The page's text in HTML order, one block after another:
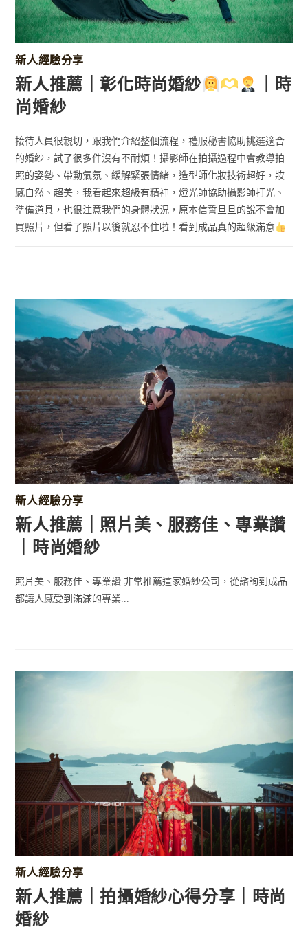
新人經驗分享
新人推薦｜彰化時尚婚紗
｜時
尚婚紗
接待人員很親切，跟我們介紹整個流程，禮服秘書協助挑選適合
的婚紗，試了很多件沒有不耐煩！攝影師在拍攝過程中會教導拍
照的姿勢、帶動氣氛、緩解緊張情緒，造型師化妝技術超好，妝
感自然、超美，我看起來超級有精神，燈光師協助攝影師打光、
準備道具，也很注意我們的身體狀況，原本信誓旦旦的說不會加
買照片，但看了照片以後就忍不住啦！看到成品真的超級滿意
新人經驗分享
新人推薦｜照片美、服務佳、專業讚
｜時尚婚紗
照片美、服務佳、專業讚 非常推薦這家婚紗公司，從諮詢到成品
都讓人感受到滿滿的專業...
新人經驗分享
新人推薦｜拍攝婚紗心得分享｜時尚
婚紗